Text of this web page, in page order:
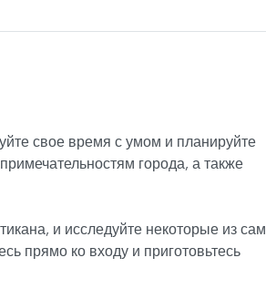
свое время с умом и планируйте
города, а также
и исследуйте некоторые из
прямо ко входу и приготовьтесь